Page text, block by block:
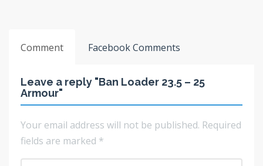
Comment Facebook Comments
Leave a reply "Ban Loader 23.5 – 25
Armour"
Your email address will not be published. Required
fields are marked *